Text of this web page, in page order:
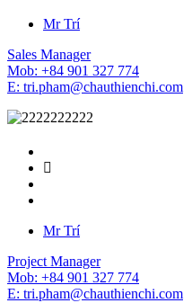
Mr Trí
Sales Manager
Mob: +84 901 327 774
E: tri.pham@chauthienchi.com
Mr Trí
Project Manager
Mob: +84 901 327 774
E: tri.pham@chauthienchi.com